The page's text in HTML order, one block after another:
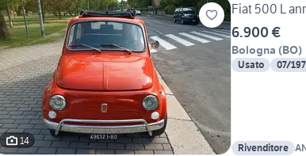
14
Fiat 500 L
6.900 €
Bologna (BO)
Usato 07/
Rivenditore